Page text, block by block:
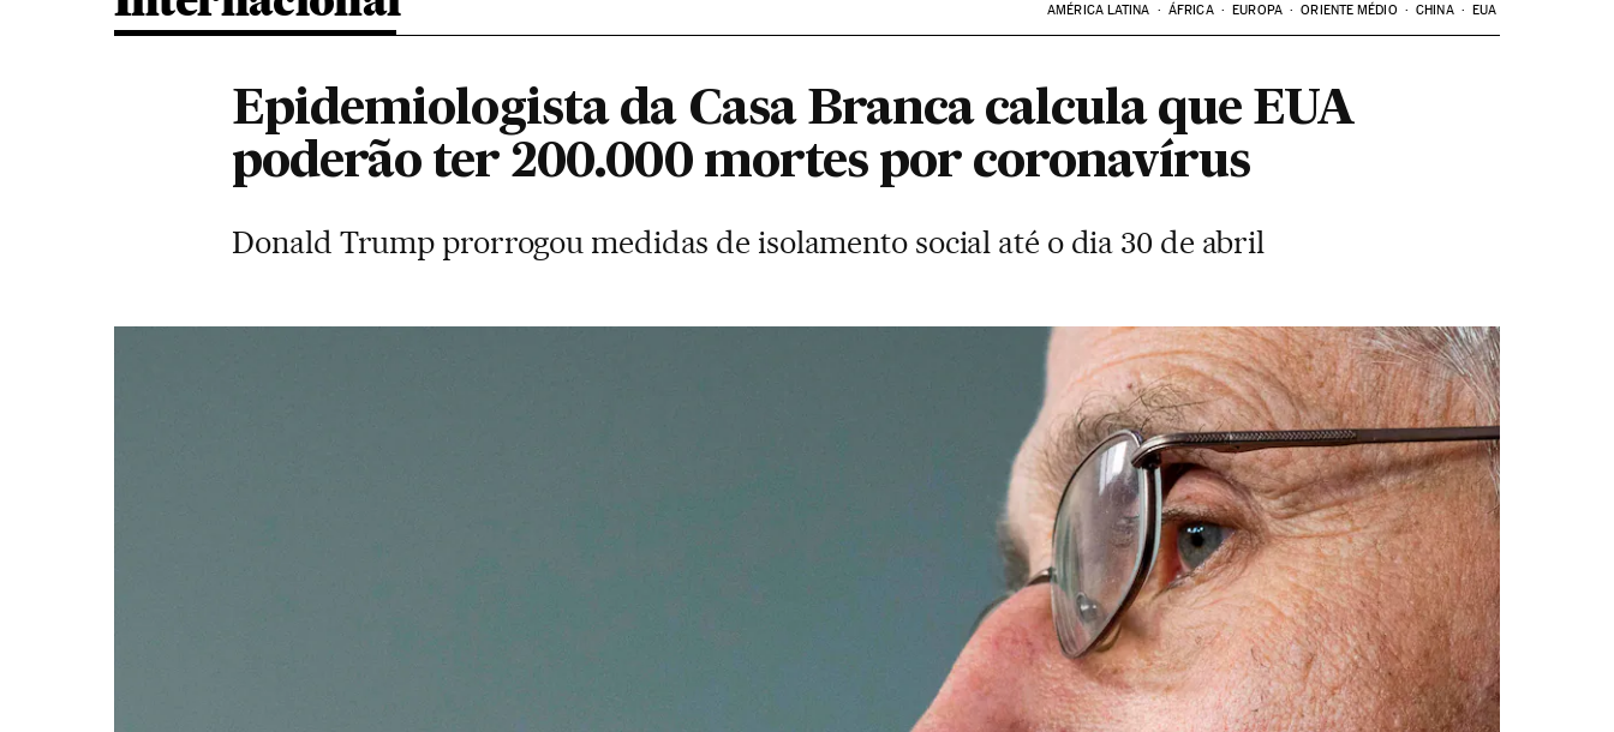
AMÉRICA LATINA ÁFRICA EUROPA ORIENTE MÉDIO CHINA EUA
Epidemiologista da Casa Branca calcula que EUA
poderão ter 200.000 mortes por coronavírus
Donald Trump prorrogou medidas de isolamento social até o dia 30 de abril